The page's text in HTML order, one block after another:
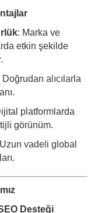
: Marka ve
etkin şekilde
Doğrudan alıcılarla
platformlarda
görünüm.
vadeli global
Desteği